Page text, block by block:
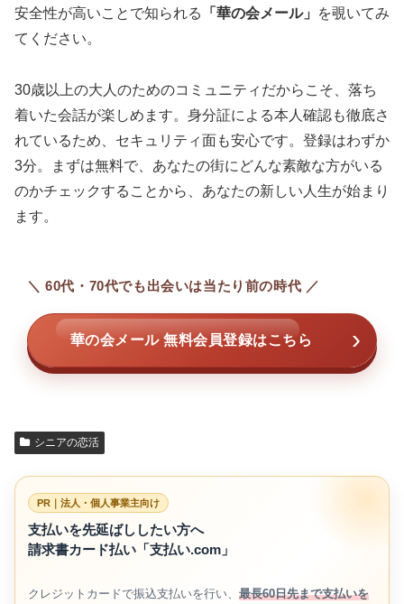
安全性が高いことで知られる
「華の会メール」
を覗いてみ
てください。
30歳以上の大人のためのコミュニティだからこそ、落ち
着いた会話が楽しめます。身分証による本人確認も徹底さ
れているため、セキュリティ面も安心です。登録はわずか
3分。まずは無料で、あなたの街にどんな素敵な方がいる
のかチェックすることから、あなたの新しい人生が始まり
ます。
＼ 60代・70代でも出会いは当たり前の時代 ／
華の会メール 無料会員登録はこちら
シニアの恋活
PR｜法人・個人事業主向け
支払いを先延ばししたい方へ
請求書カード払い「支払い.com」
クレジットカードで振込支払いを行い、 最長60日先まで支払いを